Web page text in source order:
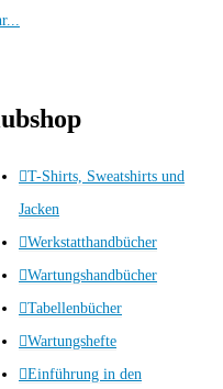
T-Shirts, Sweatshirts und
Jacken
Werkstatthandbücher
Wartungshandbücher
Tabellenbücher
Wartungshefte
Einführung in den